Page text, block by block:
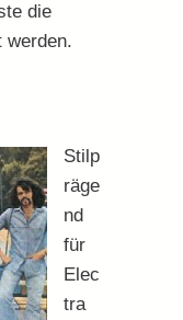
die
werden.
Stilp
räge
nd
für
Elec
tra